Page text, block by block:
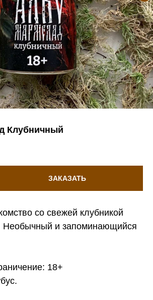
Клубничный
ЗАКАЗАТЬ
со свежей клубникой
Необычный и запоминающийся
18+